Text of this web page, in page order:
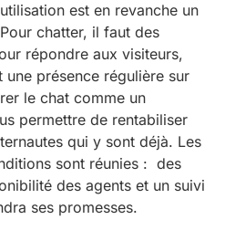
est en revanche un
chatter, il faut des
répondre aux visiteurs,
présence régulière sur
le chat comme un
permettre de rentabiliser
qui y sont déjà. Les
sont réunies : des
des agents et un suivi
ses promesses.